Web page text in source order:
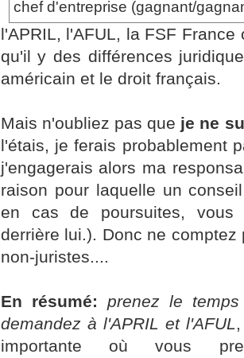
chef d'entreprise (gagnant/
l'APRIL, l'AFUL, la FSF France
qu'il y des différences
américain et le droit français.
Mais n'oubliez pas que je ne
l'étais, je ferais probablement
j'engagerais alors ma
raison pour laquelle un
en cas de poursuites, vous
derrière lui.). Donc ne
non-juristes....
En résumé:
prenez le
demandez à l'APRIL et l'AFUL
importante où vous